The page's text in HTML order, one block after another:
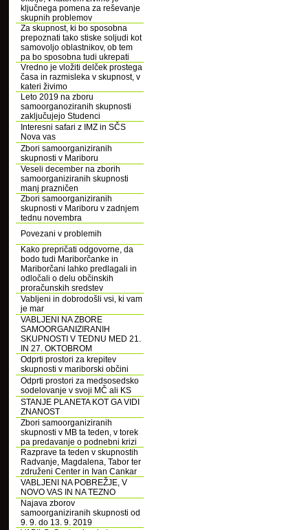
ključnega pomena za reševanje
skupnih problemov
Za skupnost, ki bo sposobna
prepoznati tako stiske soljudi kot
samovoljo oblastnikov, ob tem
pa bo sposobna tudi ukrepati
Vredno je vložiti delček prostega
časa in razmisleka v skupnost, v
kateri živimo
Leto 2019 na zboru
samoorganoziranih skupnosti
zaključujejo Studenci
Interesni safari z IMZ in SČS
Nova vas
Zbori samoorganiziranih
skupnosti v Mariboru
Veseli december na zborih
samoorganiziranih skupnosti
manj prazničen
Zbori samoorganiziranih
skupnosti v Mariboru v zadnjem
tednu novembra
Povezani v problemih
Kako prepričati odgovorne, da
bodo tudi Mariborčanke in
Mariborčani lahko predlagali in
odločali o delu občinskih
proračunskih sredstev
Vabljeni in dobrodošli vsi, ki vam
je mar
VABLJENI NA ZBORE
SAMOORGANIZIRANIH
SKUPNOSTI V TEDNU MED 21.
IN 27. OKTOBROM
Odprti prostori za krepitev
skupnosti v mariborski občini
Odprti prostori za medsosedsko
sodelovanje v svoji MČ ali KS
STANJE PLANETA KOT GA VIDI
ZNANOST
Zbori samoorganiziranih
skupnosti v MB ta teden, v torek
pa predavanje o podnebni krizi
Razprave ta teden v skupnostih
Radvanje, Magdalena, Tabor ter
združeni Center in Ivan Cankar
VABLJENI NA POBREŽJE, V
NOVO VAS IN NA TEZNO
Najava zborov
samoorganiziranih skupnosti od
9. 9. do 13. 9. 2019